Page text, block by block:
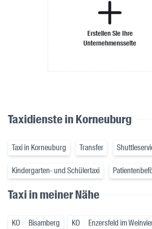
Erstellen Sie Ihre
Unternehmensseite
Taxidienste in Korneuburg
Taxi in Korneuburg Transfer
Kindergarten- und Schülertaxi
Taxi in meiner Nähe
KO Bisamberg KO Enzersfeld im